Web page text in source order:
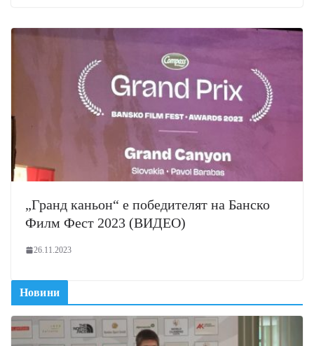
„Гранд каньон“ е победителят на Банско
Филм Фест 2023 (ВИДЕО)
26.11.2023
Новини